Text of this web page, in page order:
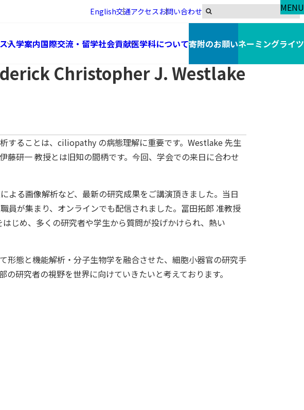
English交通アクセスお問い合わせ
入学案内国際交流・留学社会貢献医学科について寄附のお願いネーミングライツ
J. Westlake 先生のハイブリット講演会を開催しました
Christopher J. Westlake
することは、ciliopathy の病態理解に重要です。Westlake 先生
藤研一 教授とは旧知の間柄です。今回、学会での来日に合わせ
よる画像解析など、最新の研究成果をご講演頂きました。当日
員が集まり、オンラインでも配信されました。冨田拓郎 准教授
はじめ、多くの研究者や学生から質問が投げかけられ、熱い
態と機能解析・分子生物学を融合させた、細胞小器官の研究手
研究者の視野を世界に向けていきたいと考えております。
MENU